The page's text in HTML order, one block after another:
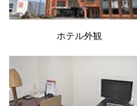
ホテル外観